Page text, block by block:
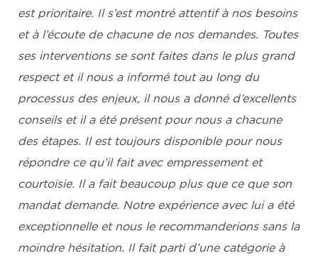
est prioritaire. Il s’est montré attentif à nos besoins
et à l’écoute de chacune de nos demandes. Toutes
ses interventions se sont faites dans le plus grand
respect et il nous a informé tout au long du
processus des enjeux, il nous a donné d’excellents
conseils et il a été présent pour nous a chacune
des étapes. Il est toujours disponible pour nous
répondre ce qu’il fait avec empressement et
courtoisie. Il a fait beaucoup plus que ce que son
mandat demande. Notre expérience avec lui a été
exceptionnelle et nous le recommanderions sans la
moindre hésitation. Il fait parti d’une catégorie à